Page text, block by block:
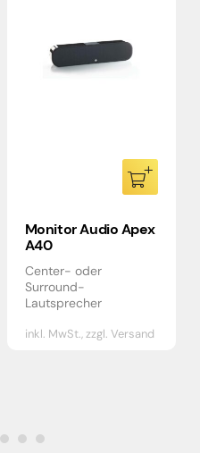
Monitor Audio Apex
A40
Center- oder
Surround-
Lautsprecher
inkl. MwSt.,zzgl. Versand